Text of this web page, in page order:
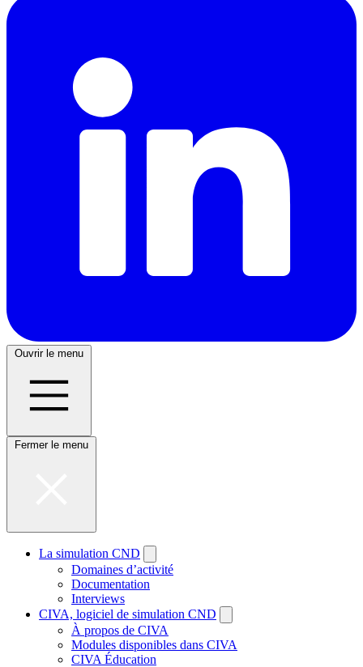
Ouvrir le menu
Fermer le menu
La simulation CND
Domaines d’activité
Documentation
Interviews
CIVA, logiciel de simulation CND
À propos de CIVA
Modules disponibles dans CIVA
CIVA Éducation